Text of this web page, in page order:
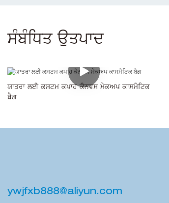
ਸੰਬੰਧਿਤ ਉਤਪਾਦ
ਯਾਤਰਾ ਲਈ ਕਸਟਮ ਕਪਾਹ ਕੈਨਵਸ ਮੇਕਅਪ ਕਾਸਮੈਟਿਕ
ਬੈਗ
ywjfxb888@aliyun.com